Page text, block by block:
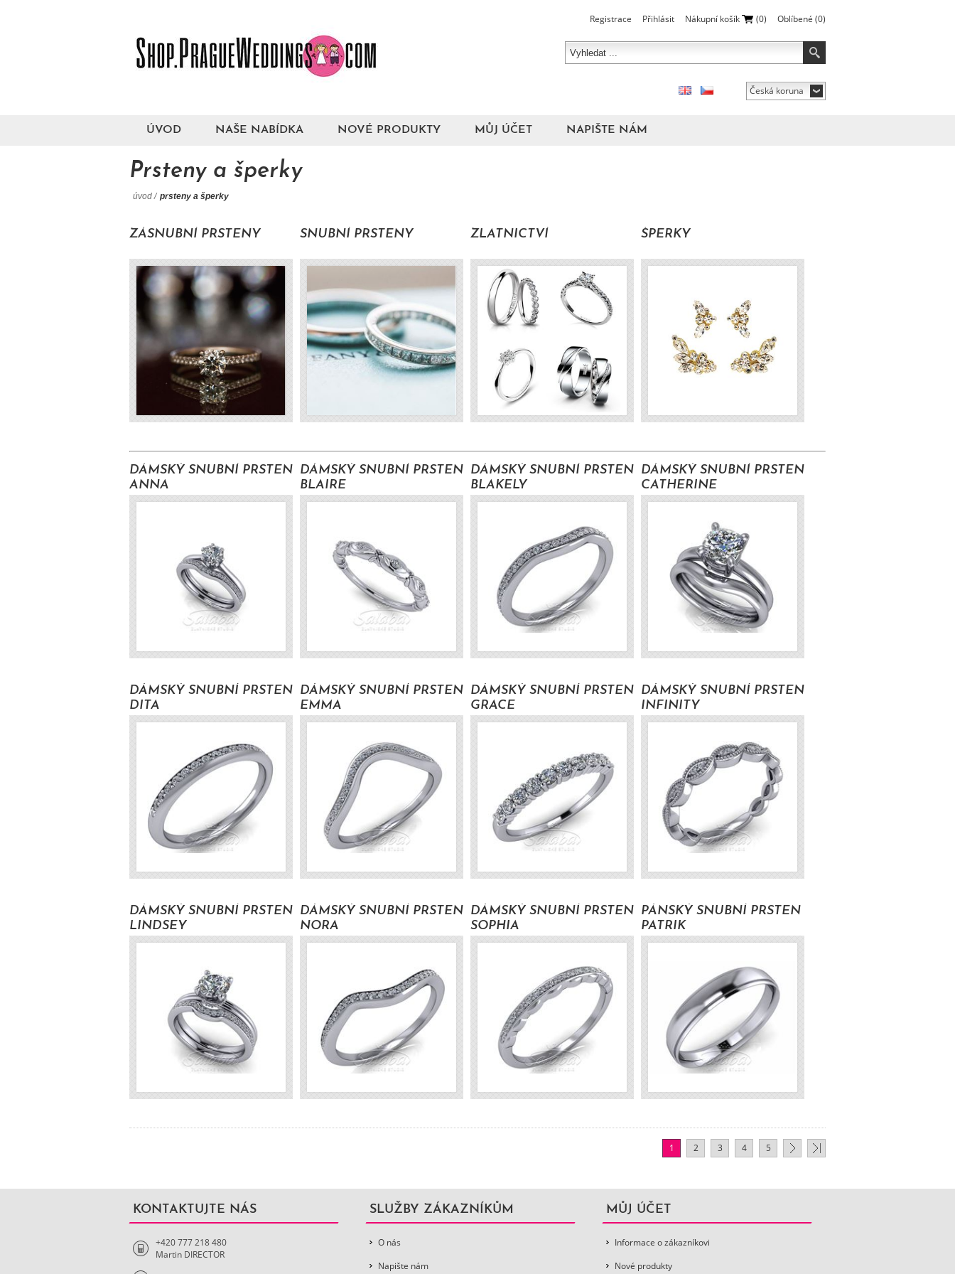
Registrace Přihlásit Nákupní košík (0) Oblíbené (0)
Česká koruna
ÚVOD NAŠE NABÍDKA NOVÉ PRODUKTY MŮJ ÚČET NAPIŠTE NÁM
Prsteny a šperky
úvod / prsteny a šperky
ZÁSNUBNÍ PRSTENY SNUBNÍ PRSTENY ZLATNICTVÍ ŠPERKY
DÁMSKÝ SNUBNÍ PRSTEN
ANNA
DÁMSKÝ SNUBNÍ PRSTEN
BLAIRE
9900 Kč s DPH
DÁMSKÝ SNUBNÍ PRSTEN
BLAKELY
18890 Kč s DPH
DÁMSKÝ SNUBNÍ PRSTEN
CATHERINE
8500 Kč s DPH
DÁMSKÝ SNUBNÍ PRSTEN
DITA
DÁMSKÝ SNUBNÍ PRSTEN
EMMA
19300 Kč s DPH
DÁMSKÝ SNUBNÍ PRSTEN
GRACE
17300 Kč s DPH
DÁMSKÝ SNUBNÍ PRSTEN
INFINITY
20700 Kč s DPH
DÁMSKÝ SNUBNÍ PRSTEN
LINDSEY
DÁMSKÝ SNUBNÍ PRSTEN
NORA
20900 Kč s DPH
DÁMSKÝ SNUBNÍ PRSTEN
SOPHIA
14900 Kč s DPH
PÁNSKÝ SNUBNÍ PRSTEN
PATRIK
8100 Kč s DPH
1 2 3 4 5
KONTAKTUJTE NÁS
+420 777 218 480
Martin DIRECTOR
SLUŽBY ZÁKAZNÍKŮM
O nás
Napište nám
MŮJ ÚČET
Informace o zákazníkovi
Nové produkty